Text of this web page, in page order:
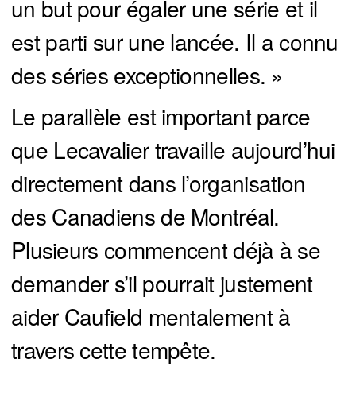
un but pour égaler une série et il
est parti sur une lancée. Il a connu
des séries exceptionnelles. »
Le parallèle est important parce
que Lecavalier travaille aujourd’hui
directement dans l’organisation
des Canadiens de Montréal.
Plusieurs commencent déjà à se
demander s’il pourrait justement
aider Caufield mentalement à
travers cette tempête.